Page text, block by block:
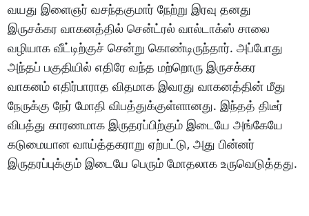
வயது இளைஞர் வசந்தகுமார் நேற்று இரவு தனது
இருசக்கர வாகனத்தில் சென்ட்ரல் வால்டாக்ஸ் சாலை
வழியாக வீட்டிற்குச் சென்று கொண்டிருந்தார். அப்போது
அந்தப் பகுதியில் எதிரே வந்த மற்றொரு இருசக்கர
வாகனம் எதிர்பாராத விதமாக இவரது வாகனத்தின் மீது
நேருக்கு நேர் மோதி விபத்துக்குள்ளானது. இந்தத் திடீர்
விபத்து காரணமாக இருதரப்பிற்கும் இடையே அங்கேயே
கடுமையான வாய்த்தகராறு ஏற்பட்டு, அது பின்னர்
இருதரப்புக்கும் இடையே பெரும் மோதலாக உருவெடுத்தது.